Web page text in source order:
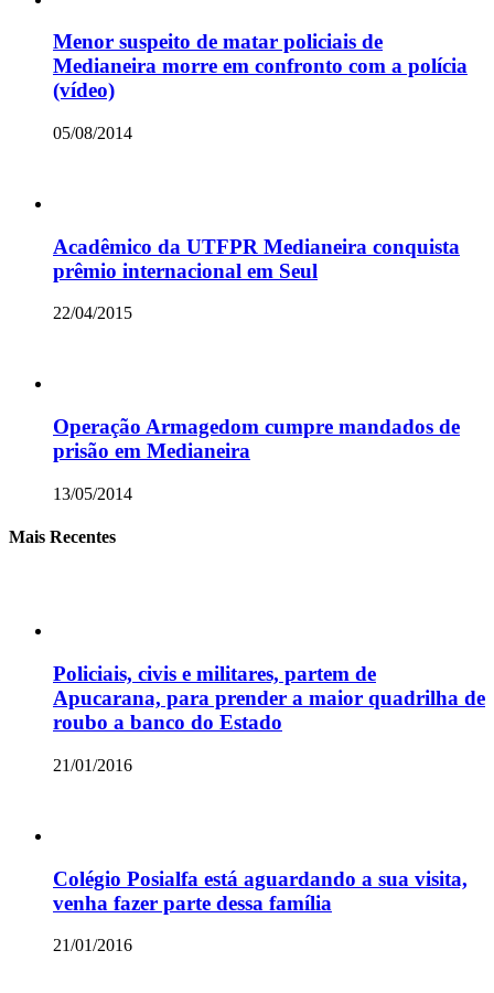
Menor suspeito de matar policiais de
Medianeira morre em confronto com a polícia
(vídeo)
05/08/2014
Acadêmico da UTFPR Medianeira conquista
prêmio internacional em Seul
22/04/2015
Operação Armagedom cumpre mandados de
prisão em Medianeira
13/05/2014
Mais Recentes
Policiais, civis e militares, partem de
Apucarana, para prender a maior quadrilha de
roubo a banco do Estado
21/01/2016
Colégio Posialfa está aguardando a sua visita,
venha fazer parte dessa família
21/01/2016